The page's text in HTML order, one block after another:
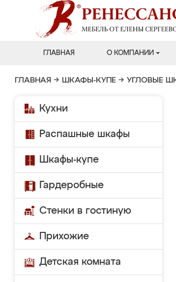
ГЛАВНАЯ О КОМПАНИИ
ГЛАВНАЯ → ШКАФЫ-КУПЕ → УГЛОВЫЕ
Кухни
Распашные шкафы
Шкафы-купе
Гардеробные
Стенки в гостиную
Прихожие
Детская комната